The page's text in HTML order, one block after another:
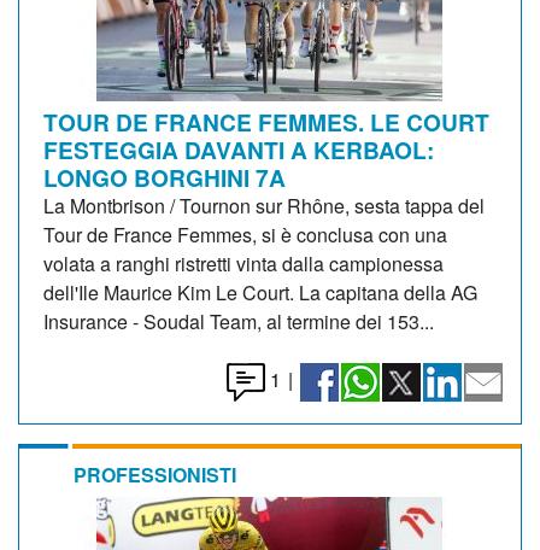
TOUR DE FRANCE FEMMES. LE COURT
FESTEGGIA DAVANTI A KERBAOL:
LONGO BORGHINI 7A
La Montbrison / Tournon sur Rhône, sesta tappa del
Tour de France Femmes, si è conclusa con una
volata a ranghi ristretti vinta dalla campionessa
dell'Ile Maurice Kim Le Court. La capitana della AG
Insurance - Soudal Team, al termine dei 153...
1 |
PROFESSIONISTI